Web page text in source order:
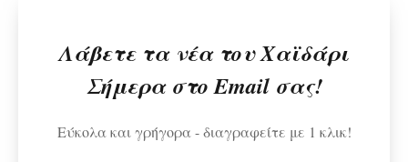
Λάβετε τα νέα του Χαϊδάρι
Σήμερα στο Email σας!
Εύκολα και γρήγορα - διαγραφείτε με 1 κλικ!